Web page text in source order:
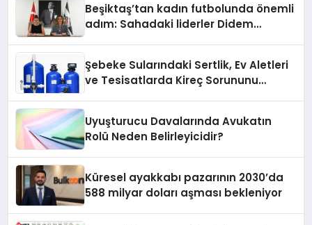
Beşiktaş’tan kadın futbolunda önemli
adım: Sahadaki liderler Didem
Şebeke Sularındaki Sertlik, Ev Aletleri
ve Tesisatlarda Kireç Sorununu
Uyuşturucu Davalarında Avukatın
Rolü Neden Belirleyicidir?
Küresel ayakkabı pazarının 2030’da
588 milyar doları aşması bekleniyor